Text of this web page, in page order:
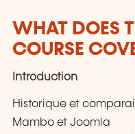
WHAT DOES
COURSE
Introduction
Historique et
Mambo et Joomla